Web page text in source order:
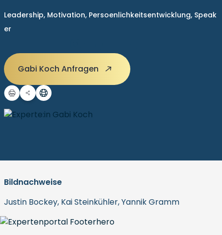
Leadership, Motivation, Persoenlichkeitsentwicklung, Speak
er
Gabi Koch Anfragen
Bildnachweise
Justin Bockey, Kai Steinkühler, Yannik Gramm